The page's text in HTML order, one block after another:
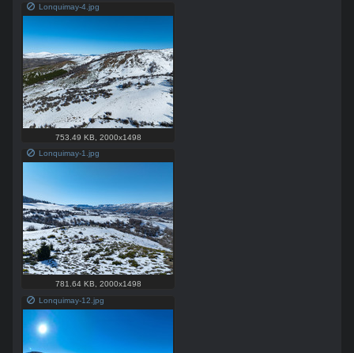
Lonquimay-4.jpg
753.49 KB
2000x1498
Lonquimay-1.jpg
781.64 KB
2000x1498
Lonquimay-12.jpg